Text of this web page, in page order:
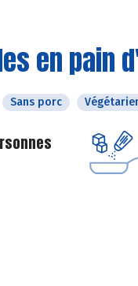
en pain
Sans porc